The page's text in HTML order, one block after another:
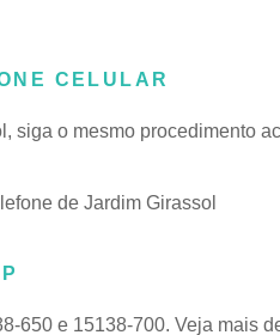
CELULAR
siga o mesmo procedimento
de Jardim Girassol
650 e 15138-700. Veja mais